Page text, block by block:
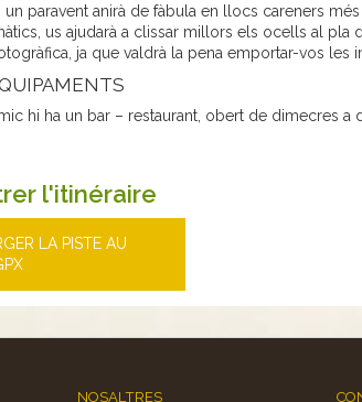
un paravent anirà de fàbula en llocs careners més
us ajudarà a clissar millors els ocells al pla
ja que valdrà la pena emportar-vos les
hi ha un bar – restaurant, obert de dimecres a
l'itinéraire
LA PISTE AU
NOSALTRES